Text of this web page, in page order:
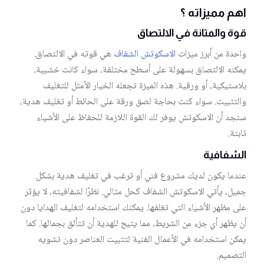
اهم مميزاته ؟
قوة والمتانة في الالتصاق
واحدة من أبرز ميزات الاسكوتش الشفاف هي قوته في الالتصاق.
يمكنه الالتصاق بسهولة على أسطح مختلفة، سواء كانت خشبية،
بلاستيكية، أو ورقية. هذه الميزة تجعله الخيار الأمثل للتغليف
والتثبيت. سواء كنت بحاجة لصق ورقة على الحائط أو تغليف هدية،
ستجد أن الاسكوتش يوفر لك القوة اللازمة للحفاظ على الأشياء
ثابتة.
الشفافية
عندما يكون لديك مشروع فني أو ترغب في تغليف هدية بشكل
جميل، يأتي الاسكوتش الشفاف كحل مثالي. نظرًا لشفافيته، لا يؤثر
على مظهر الأشياء التي تغلفها. يمكنك استخدامه لتغليف الهدايا دون
أن يظهر أي جزء من الشريط، مما يتيح للهدية أن تتألق بجمالها. كما
يمكن استخدامه في الأعمال الفنية لتثبيت العناصر دون تشويه
التصميم.